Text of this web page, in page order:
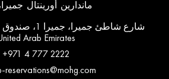
ماندارين أورينتال
Arab Emirates
+971 4 777 2222
reservations@mohg.com